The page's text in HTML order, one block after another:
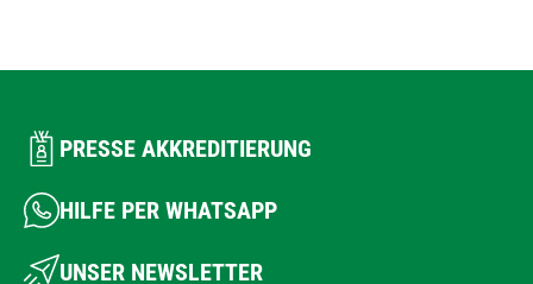
PRESSE AKKREDITIERUNG
HILFE PER WHATSAPP
UNSER NEWSLETTER